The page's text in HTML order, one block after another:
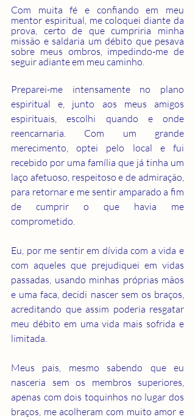
Com muita fé e confiando em meu
mentor espiritual, me coloquei diante da
prova, certo de que cumpriria minha
missão e saldaria um débito que pesava
sobre meus ombros, impedindo-me de
seguir adiante em meu caminho.
Preparei-me intensamente no plano
espiritual e, junto aos meus amigos
espirituais, escolhi quando e onde
reencarnaria. Com um grande
merecimento, optei pelo local e fui
recebido por uma família que já tinha um
laço afetuoso, respeitoso e de admiração,
para retornar e me sentir amparado a fim
de cumprir o que havia me
comprometido.
Eu, por me sentir em dívida com a vida e
com aqueles que prejudiquei em vidas
passadas, usando minhas próprias mãos
e uma faca, decidi nascer sem os braços,
acreditando que assim poderia resgatar
meu débito em uma vida mais sofrida e
limitada.
Meus pais, mesmo sabendo que eu
nasceria sem os membros superiores,
apenas com dois toquinhos no lugar dos
braços, me acolheram com muito amor e